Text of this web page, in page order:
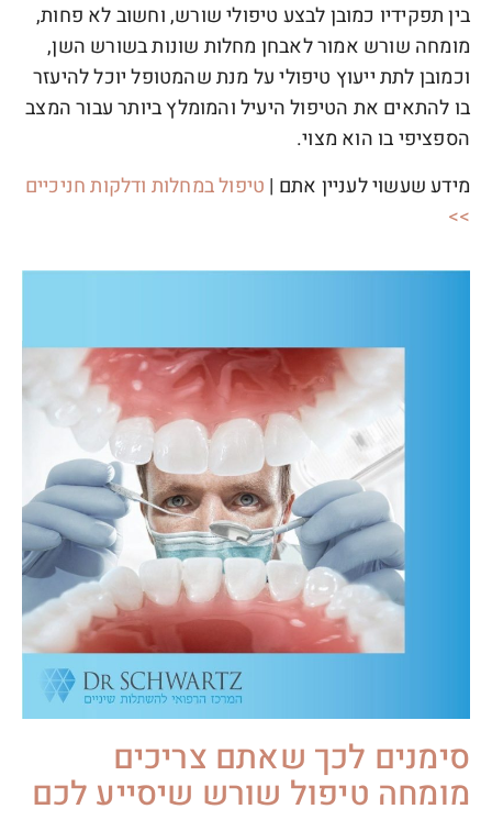
בין תפקידיו כמובן לבצע טיפולי שורש, וחשוב לא פחות,
מומחה שורש אמור לאבחן מחלות שונות בשורש השן,
וכמובן לתת ייעוץ טיפולי על מנת שהמטופל יוכל להיעזר
בו להתאים את הטיפול היעיל והמומלץ ביותר עבור המצב
הספציפי בו הוא מצוי.
מידע שעשוי לעניין אתם | טיפול במחלות ודלקות חניכיים
>>
סימנים לכך שאתם צריכים
מומחה טיפול שורש שיסייע לכם